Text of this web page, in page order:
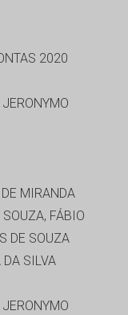
2020
MIRANDA
FÁBIO
DE SOUZA
DA SILVA